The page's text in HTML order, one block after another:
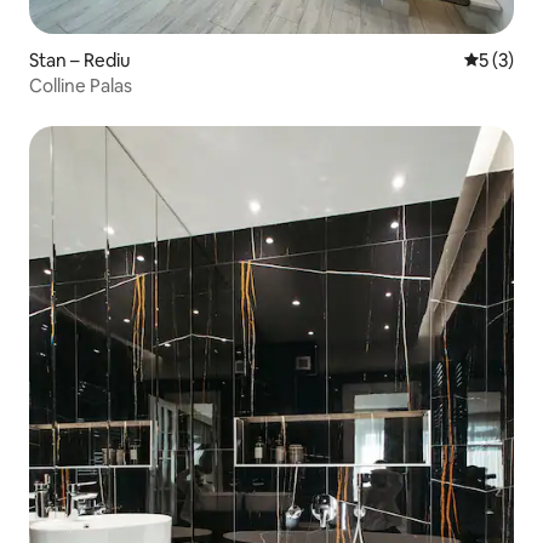
Stan – Rediu
5 (3)
Colline Palas